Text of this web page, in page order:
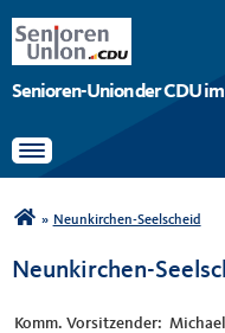
Senioren-Union der CDU
Toggle navigation
Sie sind hier
» Neunkirchen-Seelscheid
Neunkirchen-
Komm. Vorsitzender: